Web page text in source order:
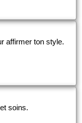
affirmer ton style.
soins.